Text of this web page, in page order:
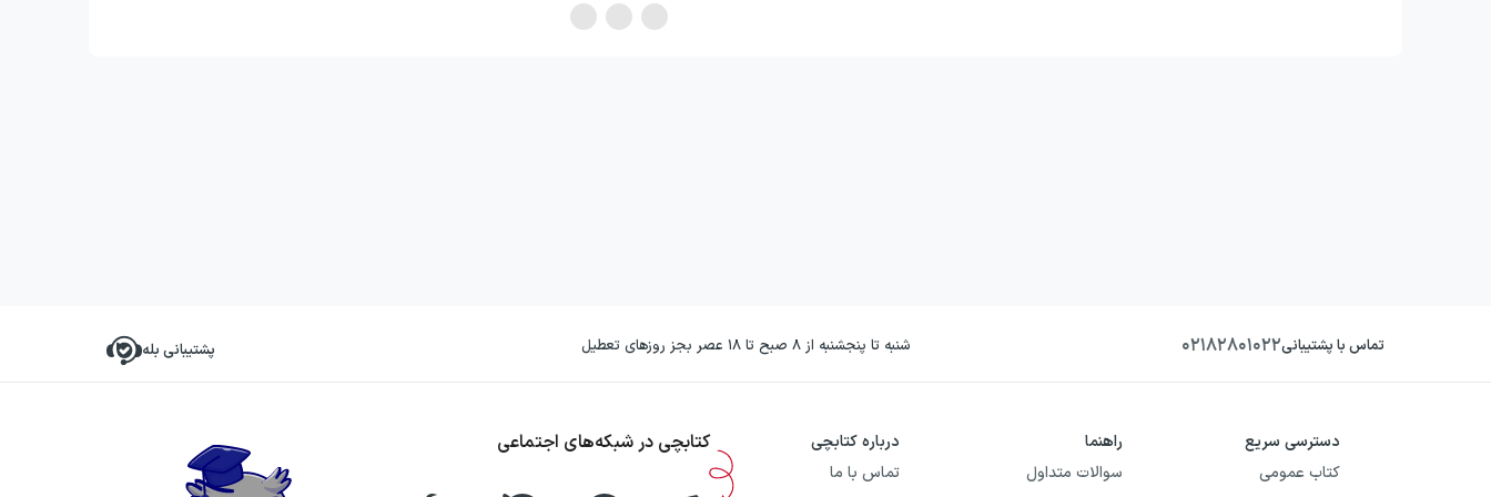
تماس با پشتیبانی۰۲۱۸۲۸۰۱۰۲۲ شنبه تا پنجشنبه از ۸ صبح تا ۱۸ عصر بجز روزهای تعطیل پشتیبانی بله
دسترسی سریع
کتاب عمومی
راهنما
سوالات متداول
درباره کتابچی
تماس با ما
کتابچی در شبکه‌های اجتماعی